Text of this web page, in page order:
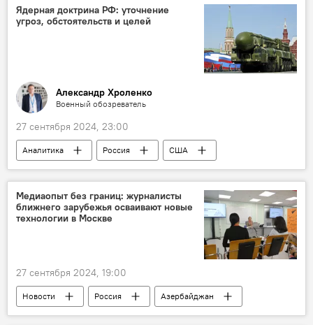
Школа
мнение Дресс-код
Ядерная доктрина РФ: уточнение
угроз, обстоятельств и целей
Александр Хроленко
Военный обозреватель
27 сентября 2024, 23:00
Аналитика Россия
США
Запад
Беларусь
Великобритания
Франция
Политика
ядерное оружие
ВС РФ
Пентагон
Медиаопыт без границ: журналисты
ближнего зарубежья осваивают новые
технологии в Москве
27 сентября 2024, 19:00
Новости Россия
Азербайджан
СМИ
МИА "Россия сегодня"